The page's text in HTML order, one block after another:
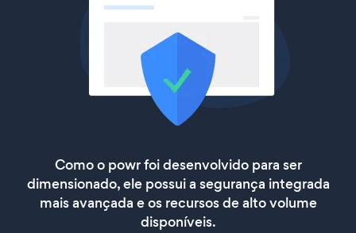
Como o powr foi desenvolvido para ser
dimensionado, ele possui a segurança integrada
mais avançada e os recursos de alto volume
disponíveis.